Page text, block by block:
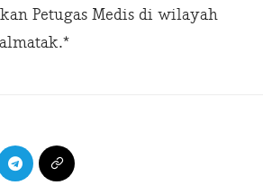
Petugas Medis di wilayah